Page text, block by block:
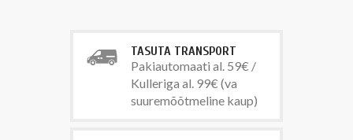
TASUTA TRANSPORT
Pakiautomaati al. 59€ /
Kulleriga al. 99€ (va
suuremõõtmeline kaup)